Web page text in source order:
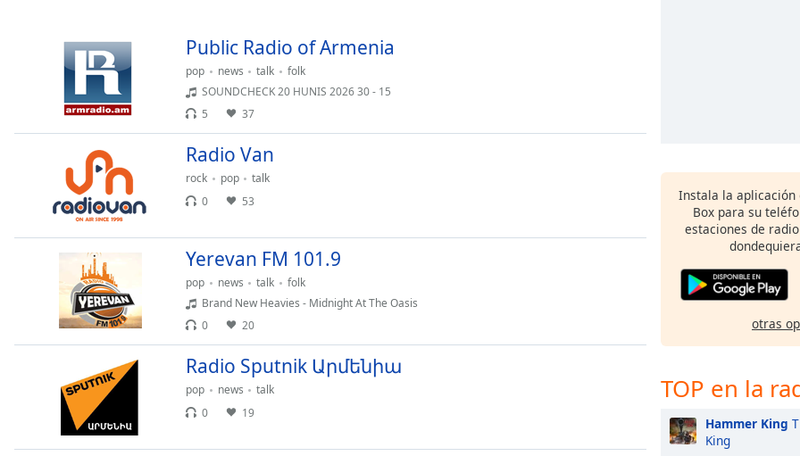
Chapters
descriptions
selected
Public Radio of Armenia
pop news talk
folk
SOUNDCHECK 20 HUNIS 2026 30 - 15
5
37
Radio Van
rock pop
talk
0
53
Yerevan FM 101.9
pop news talk
folk
Brand New Heavies - Midnight At The Oasis
0
20
Radio Sputnik Արմենիա
pop news
talk
0
19
Instala la aplicación
Box para su
estaciones de
otras
TOP en la
Hammer King
King